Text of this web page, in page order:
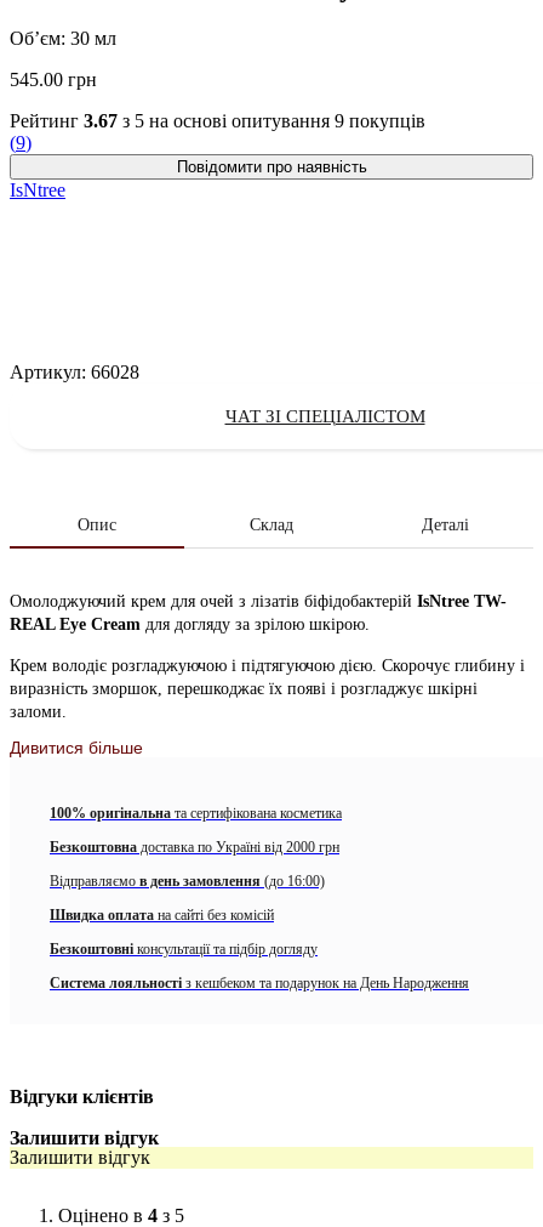
Об’єм: 30 мл
545.00 грн
Рейтинг 3.67 з 5 на основі опитування 9 покупців
(9)
IsNtree
Артикул: 66028
ЧАТ ЗІ СПЕЦІАЛІСТОМ
Опис Склад Деталі
Омолоджуючий крем для очей з лізатів біфідобактерій IsNtree TW-
REAL Eye Cream для догляду за зрілою шкірою.
Крем володіє розгладжуючою і підтягуючою дією. Скорочує глибину і
виразність зморшок, перешкоджає їх появі і розгладжує шкірні
заломи.
Засіб підвищує еластичність тканин, ущільнює і підтягує. Інтенсивно
зменшити набряки і припухлості.
Мімічними зморшками і гусячими лапками в області очей;
Зморшками в зоні носо-губних складок і на шиї;
Темними колами під очима;
Фермент лизата біфідобактерій
відновлюють, репаративними і захисними властивостями. Стимулює
проліферацію фібробластів – основних клітин сполучної тканини.
робити шкіру гладкою і рівною.
Дивитися більше
100% оригінальна та сертифікована косметика
Безкоштовна доставка по Україні від 2000 грн
Відправляємо в день замовлення (до 16:00)
Швидка оплата на сайті без комісій
Безкоштовні консультації та підбір догляду
Система лояльності з кешбеком та подарунок на День Народження
Відгуки клієнтів
Залишити відгук
Залишити відгук
Оцінено в 4 з 5